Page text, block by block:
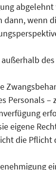
dann, wenn
des
Personals –
eigene
die Pflicht